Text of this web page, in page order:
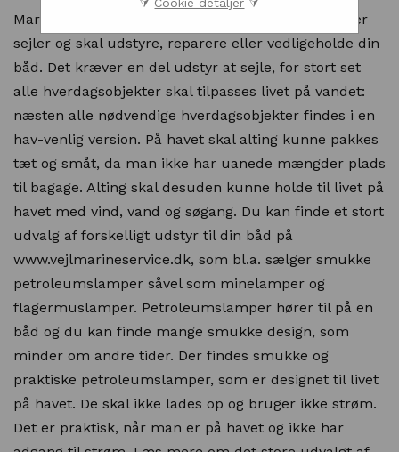
Marinebutikken har præcis det, du søger hvis du er
sejler og skal udstyre, reparere eller vedligeholde din
båd. Det kræver en del udstyr at sejle, for stort set
alle hverdagsobjekter skal tilpasses livet på vandet:
næsten alle nødvendige hverdagsobjekter findes i en
hav-venlig version. På havet skal alting kunne pakkes
tæt og småt, da man ikke har uanede mængder plads
til bagage. Alting skal desuden kunne holde til livet på
havet med vind, vand og søgang. Du kan finde et stort
udvalg af forskelligt udstyr til din båd på
www.vejlmarineservice.dk, som bl.a. sælger smukke
petroleumslamper såvel som minelamper og
flagermuslamper. Petroleumslamper hører til på en
båd og du kan finde mange smukke design, som
minder om andre tider. Der findes smukke og
praktiske petroleumslamper, som er designet til livet
på havet. De skal ikke lades op og bruger ikke strøm.
Det er praktisk, når man er på havet og ikke har